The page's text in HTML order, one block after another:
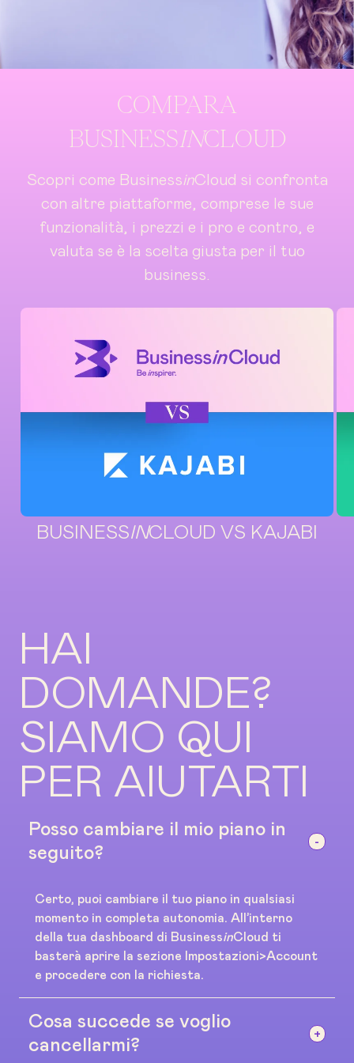
COMPARA
BUSINESS INCLOUD
Scopri come BusinessinCloud si confronta
con altre piattaforme, comprese le sue
funzionalità, i prezzi e i pro e contro, e
valuta se è la scelta giusta per il tuo
business.
BUSINESSINCLOUD VS KAJABI
HAI
DOMANDE?
SIAMO QUI
PER AIUTARTI
Posso cambiare il mio piano in
seguito?
Certo, puoi cambiare il tuo piano in qualsiasi
momento in completa autonomia. All’interno
della tua dashboard di BusinessinCloud ti
basterà aprire la sezione Impostazioni>Account
e procedere con la richiesta.
Cosa succede se voglio
cancellarmi?